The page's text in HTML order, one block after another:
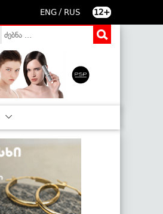
ENG / RUS 12+